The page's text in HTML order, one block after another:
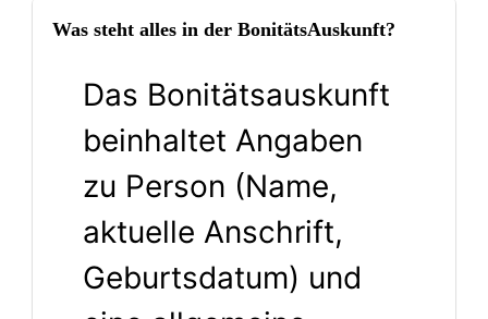
Was steht alles in der BonitätsAuskunft?
Das Bonitätsauskunft
beinhaltet Angaben
zu Person (Name,
aktuelle Anschrift,
Geburtsdatum) und